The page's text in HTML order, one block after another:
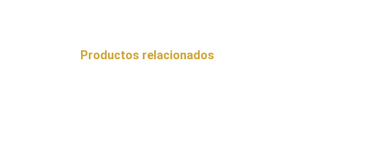
Productos relacionados